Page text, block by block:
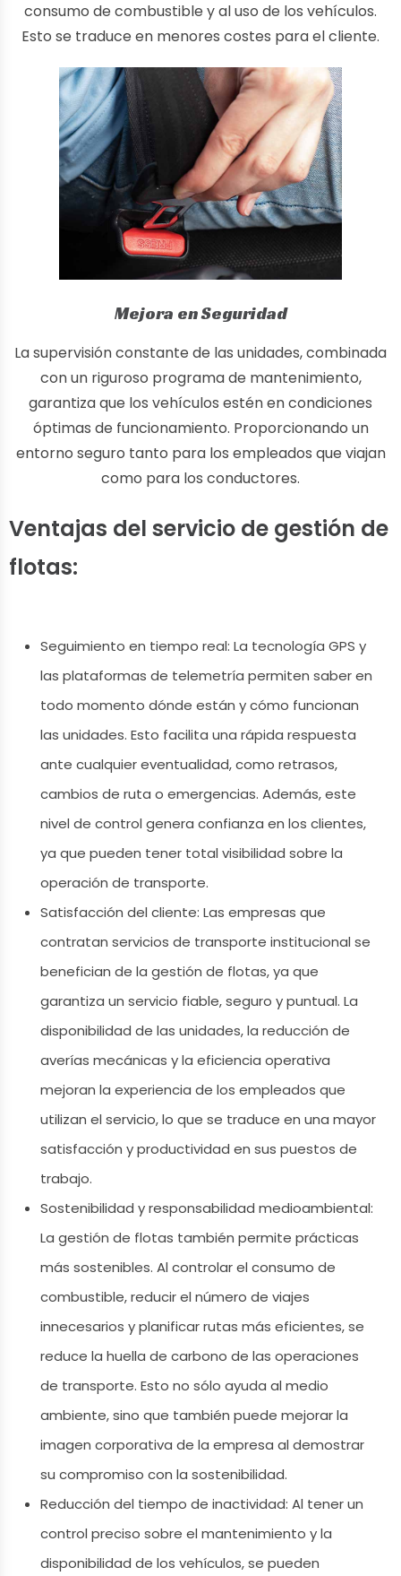
consumo de combustible y al uso de los vehículos.
Esto se traduce en menores costes para el cliente.
Mejora en Seguridad
La supervisión constante de las unidades, combinada
con un riguroso programa de mantenimiento,
garantiza que los vehículos estén en condiciones
óptimas de funcionamiento. Proporcionando un
entorno seguro tanto para los empleados que viajan
como para los conductores.
Ventajas del servicio de gestión de
flotas:
Seguimiento en tiempo real: La tecnología GPS y
las plataformas de telemetría permiten saber en
todo momento dónde están y cómo funcionan
las unidades. Esto facilita una rápida respuesta
ante cualquier eventualidad, como retrasos,
cambios de ruta o emergencias. Además, este
nivel de control genera confianza en los clientes,
ya que pueden tener total visibilidad sobre la
operación de transporte.
Satisfacción del cliente: Las empresas que
contratan servicios de transporte institucional se
benefician de la gestión de flotas, ya que
garantiza un servicio fiable, seguro y puntual. La
disponibilidad de las unidades, la reducción de
averías mecánicas y la eficiencia operativa
mejoran la experiencia de los empleados que
utilizan el servicio, lo que se traduce en una mayor
satisfacción y productividad en sus puestos de
trabajo.
Sostenibilidad y responsabilidad medioambiental:
La gestión de flotas también permite prácticas
más sostenibles. Al controlar el consumo de
combustible, reducir el número de viajes
innecesarios y planificar rutas más eficientes, se
reduce la huella de carbono de las operaciones
de transporte. Esto no sólo ayuda al medio
ambiente, sino que también puede mejorar la
imagen corporativa de la empresa al demostrar
su compromiso con la sostenibilidad.
Reducción del tiempo de inactividad: Al tener un
control preciso sobre el mantenimiento y la
disponibilidad de los vehículos, se pueden